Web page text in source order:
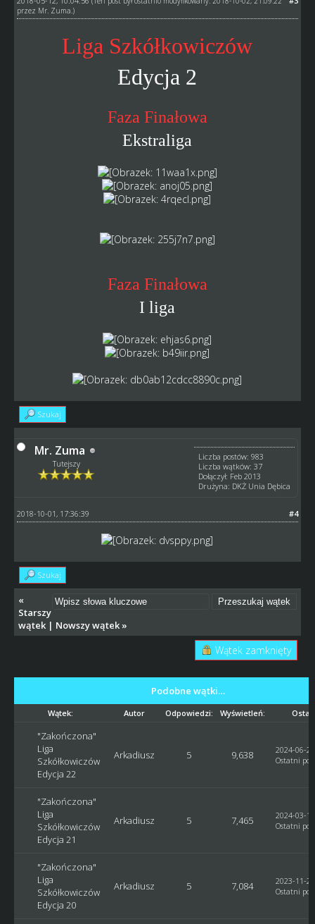
przez Mr. Zuma.)
Liga Szkółkowiczów
Edycja 2
Faza Finałowa
Ekstraliga
Faza Finałowa
I liga
Szukaj
Mr. Zuma
Tutejszy
Liczba postów: 983
Liczba wątków: 37
Dołączył: Feb 2013
Drużyna: DKŻ Unia Dębica
#4
2018-10-01, 17:36:39
Szukaj
«
Starszy
wątek| Nowszy wątek»
Wątek zamknięty
Podobne wątki…
Wątek: Autor Odpowiedzi: Wyświetleń:
"Zakończona"
Liga
Szkółkowiczów
Edycja 22
Arkadiusz 5 9,638
2024-06-
Ostatni
"Zakończona"
Liga
Szkółkowiczów
Edycja 21
Arkadiusz 5 7,465
2024-03-
Ostatni
"Zakończona"
Liga
Szkółkowiczów
Edycja 20
Arkadiusz 5 7,084
2023-11-
Ostatni